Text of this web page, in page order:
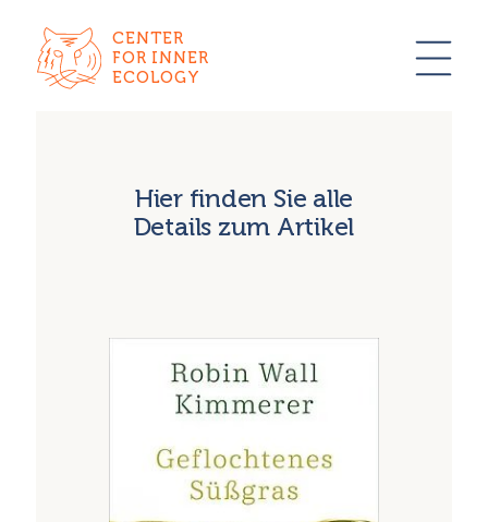
CENTER
FOR INNER
ECOLOGY
Hier finden Sie alle
Details zum Artikel